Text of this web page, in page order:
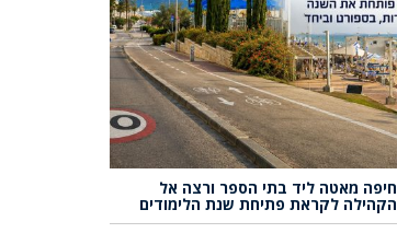
חיפה מאטה ליד בתי הספר ורצה אל
הקהילה לקראת פתיחת שנת הלימודים